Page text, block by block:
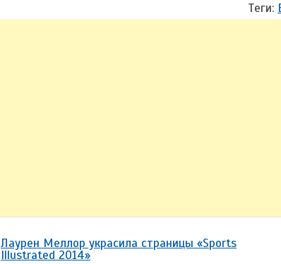
Теги:
Лаурен Меллор украсила страницы «Sports
Illustrated 2014»